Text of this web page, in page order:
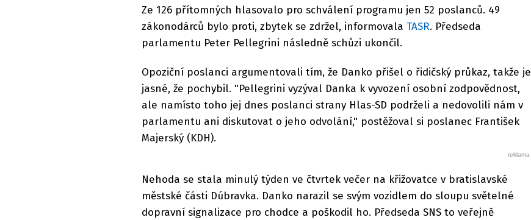
Ze 126 přítomných hlasovalo pro schválení programu jen 52 poslanců. 49
zákonodárců bylo proti, zbytek se zdržel, informovala TASR. Předseda
parlamentu Peter Pellegrini následně schůzi ukončil.
Opoziční poslanci argumentovali tím, že Danko přišel o řidičský průkaz, takže je
jasné, že pochybil. "Pellegrini vyzýval Danka k vyvození osobní zodpovědnost,
ale namísto toho jej dnes poslanci strany Hlas-SD podrželi a nedovolili nám v
parlamentu ani diskutovat o jeho odvolání," postěžoval si poslanec František
Majerský (KDH).
Nehoda se stala minulý týden ve čtvrtek večer na křižovatce v bratislavské
městské části Dúbravka. Danko narazil se svým vozidlem do sloupu světelné
dopravní signalizace pro chodce a poškodil ho. Předseda SNS to veřejně